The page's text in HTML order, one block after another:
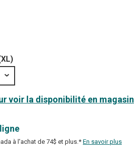
voir la disponibilité en magasin
à l'achat de 74$ et plus.* En savoir plus